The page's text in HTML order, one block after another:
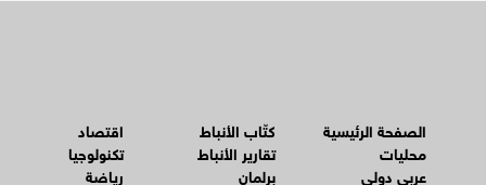
الصفحة الرئيسية
محليات
عربي دولي
كتّاب الأنباط
تقارير الأنباط
برلمان
اقتصاد
تكنولوجيا
رياضة